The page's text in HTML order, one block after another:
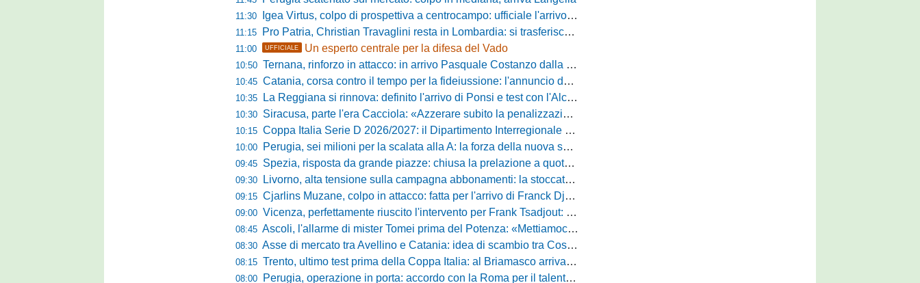
11:30 Igea Virtus, colpo di prospettiva a centrocampo: ufficiale l'arrivo di Bilal Khamlich
11:15 Pro Patria, Christian Travaglini resta in Lombardia: si trasferisce in Serie D
11:00 UFFICIALE Un esperto centrale per la difesa del Vado
10:50 Ternana, rinforzo in attacco: in arrivo Pasquale Costanzo dalla Paganese
10:45 Catania, corsa contro il tempo per la fideiussione: l'annuncio della società e le ragioni dello slittamento
10:35 La Reggiana si rinnova: definito l'arrivo di Ponsi e test con l'Alcione
10:30 Siracusa, parte l'era Cacciola: «Azzerare subito la penalizzazione, saremo camaleontici»
10:15 Coppa Italia Serie D 2026/2027: il Dipartimento Interregionale corregge il tabellone, ecco i nuovi abbinamenti
10:00 Perugia, sei milioni per la scalata alla A: la forza della nuova societa e il progetto di Alessandro Gaucci
09:45 Spezia, risposta da grande piazze: chiusa la prelazione a quota 5.164 abbonamenti
09:30 Livorno, alta tensione sulla campagna abbonamenti: la stoccata della Curva Nord alla società
09:15 Cjarlins Muzane, colpo in attacco: fatta per l'arrivo di Franck Djoulou
09:00 Vicenza, perfettamente riuscito l'intervento per Frank Tsadjout: il comunicato del club
08:45 Ascoli, l'allarme di mister Tomei prima del Potenza: «Mettiamoci l'elmetto, l'obiettivo è la salvezza e non dobbiamo vendere fumo!»
08:30 Asse di mercato tra Avellino e Catania: idea di scambio tra Cosimo Patierno e Kaleb Jimenez
08:15 Trento, ultimo test prima della Coppa Italia: al Briamasco arriva il triangolare con Südtirol e Campodarsego
08:00 Perugia, operazione in porta: accordo con la Roma per il talento Zelezny